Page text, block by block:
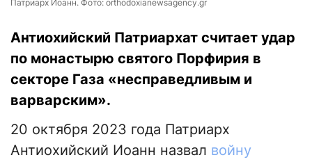
Патриарх Иоанн. Фото: orthodoxianewsagency.gr
Антиохийский Патриархат считает удар
по монастырю святого Порфирия в
секторе Газа «несправедливым и
варварским».
20 октября 2023 года Патриарх
Антиохийский Иоанн назвал войну